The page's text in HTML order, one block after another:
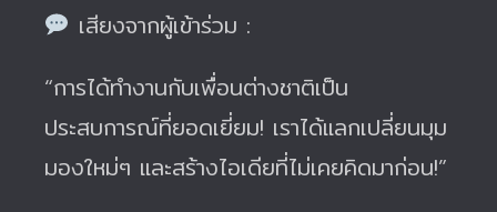
เสียงจากผู้เข้าร่วม :
“การได้ทำงานกับเพื่อนต่างชาติเป็น
ประสบการณ์ที่ยอดเยี่ยม! เราได้แลกเปลี่ยนมุม
มองใหม่ๆ และสร้างไอเดียที่ไม่เคยคิดมาก่อน!”